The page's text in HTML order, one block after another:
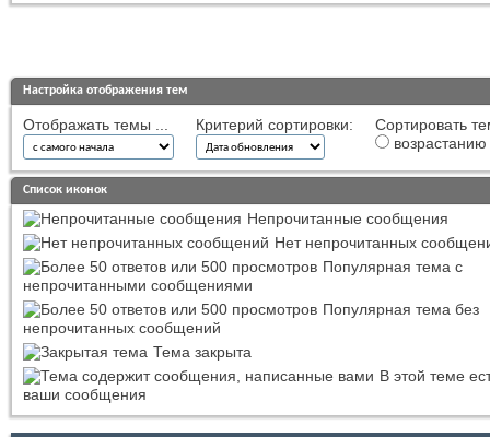
Настройка отображения тем
Отображать темы ... Критерий сортировки:
Сортировать
возрастанию
Список иконок
Непрочитанные сообщения
Нет непрочитанных
Популярная тема с
непрочитанными сообщениями
Популярная тема без
непрочитанных сообщений
Тема закрыта
В этой теме
ваши сообщения